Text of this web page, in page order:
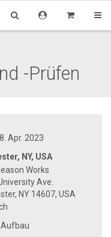
-Prüfen
Apr. 2023
NY, USA
Works
Ave.
NY 14607, USA
Aufbau